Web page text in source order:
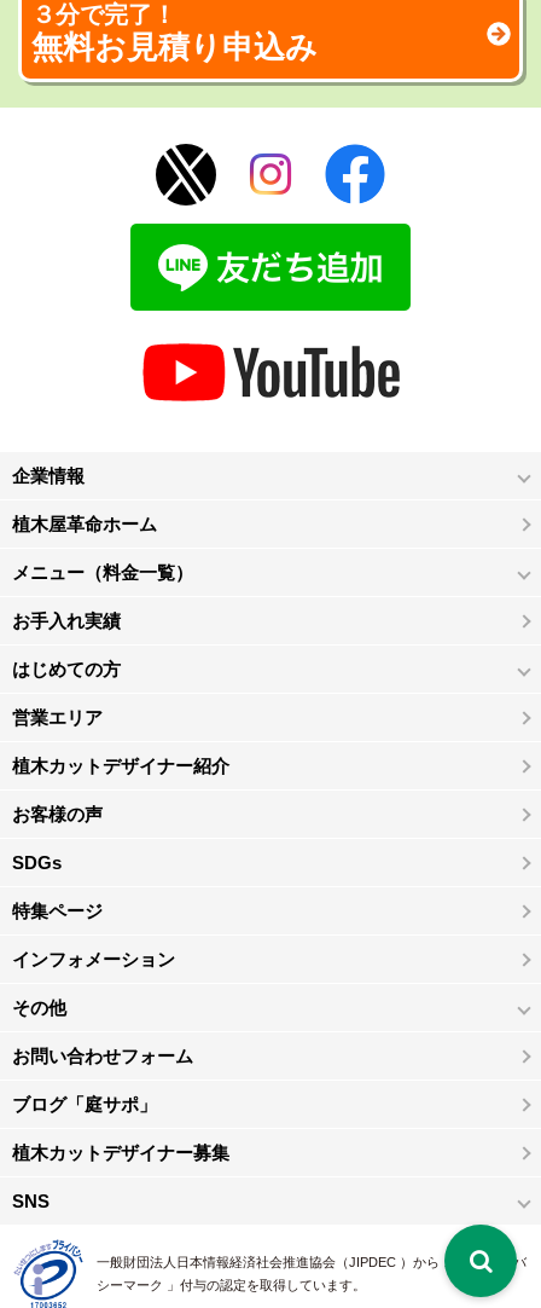
３分で完了！
無料お見積り申込み
企業情報
植木屋革命ホーム
メニュー（料金一覧）
お手入れ実績
はじめての方
営業エリア
植木カットデザイナー紹介
お客様の声
SDGs
特集ページ
インフォメーション
その他
お問い合わせフォーム
ブログ「庭サポ」
植木カットデザイナー募集
SNS
一般財団法人日本情報経済社会推進協会（JIPDEC ）から 、「 プライバ
シーマーク 」付与の認定を取得しています。